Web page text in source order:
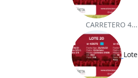
CARRETERO 4...